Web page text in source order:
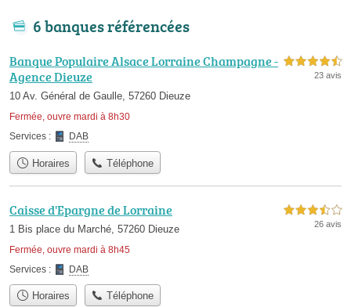
6 banques référencées
Banque Populaire Alsace Lorraine Champagne -
Agence Dieuze
10 Av. Général de Gaulle, 57260 Dieuze
Fermée, ouvre mardi à 8h30
4,5 étoiles sur 5
23 avis
Services : DAB
Horaires Téléphone
Caisse d'Epargne de Lorraine
1 Bis place du Marché, 57260 Dieuze
Fermée, ouvre mardi à 8h45
3,5 étoiles sur 5
26 avis
Services : DAB
Horaires Téléphone